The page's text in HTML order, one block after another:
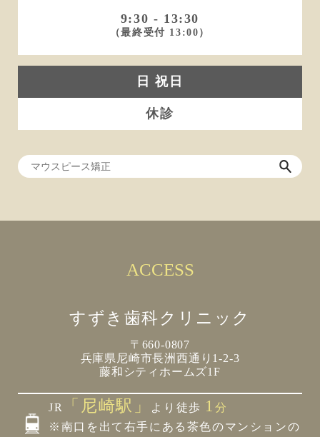
9:30 - 13:30
（最終受付 13:00）
日 祝日
休診
ACCESS
すずき歯科クリニック
〒660-0807
兵庫県尼崎市長洲西通り1-2-3
藤和シティホームズ1F
JR 「尼崎駅」 より徒歩 1分
※南口を出て右手にある茶色のマンションの